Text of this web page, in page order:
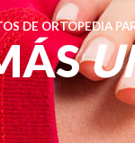
DE ORTOPEDIA